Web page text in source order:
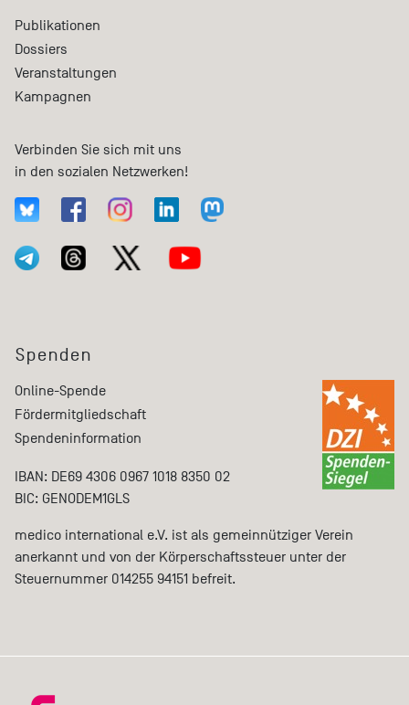
Publikationen
Dossiers
Veranstaltungen
Kampagnen
Verbinden Sie sich mit uns
in den sozialen Netzwerken!
Spenden
Online-Spende
Fördermitgliedschaft
Spendeninformation
IBAN: DE69 4306 0967 1018 8350 02
BIC: GENODEM1GLS
medico international e.V. ist als gemeinnütziger Verein
anerkannt und von der Körperschaftssteuer unter der
Steuernummer 014255 94151 befreit.